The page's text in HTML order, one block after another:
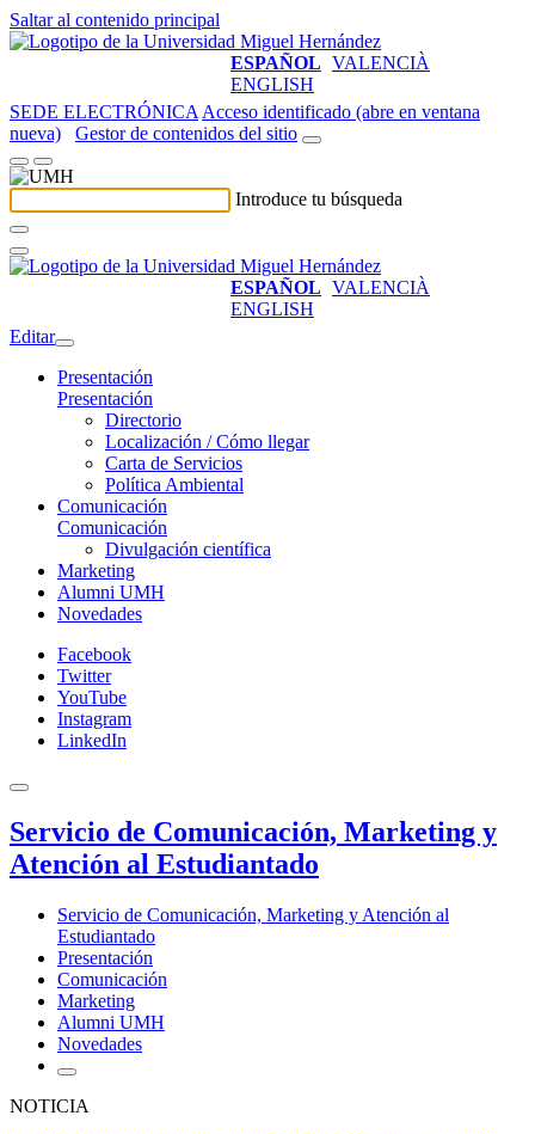
Saltar al contenido principal
ESPAÑOL VALENCIÀ
ENGLISH
SEDE ELECTRÓNICA Acceso identificado (abre en ventana
nueva)
Gestor de contenidos del sitio
Introduce tu búsqueda
ESPAÑOL VALENCIÀ
ENGLISH
Editar
Presentación
Presentación
Directorio
Localización / Cómo llegar
Carta de Servicios
Política Ambiental
Comunicación
Comunicación
Divulgación científica
Marketing
Alumni UMH
Novedades
Facebook
Twitter
YouTube
Instagram
LinkedIn
Servicio de Comunicación, Marketing y
Atención al Estudiantado
Servicio de Comunicación, Marketing y Atención al
Estudiantado
Presentación
Comunicación
Marketing
Alumni UMH
Novedades
NOTICIA